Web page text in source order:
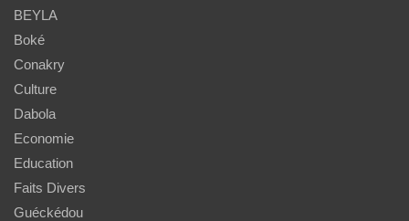
BEYLA
Boké
Conakry
Culture
Dabola
Economie
Education
Faits Divers
Guéckédou